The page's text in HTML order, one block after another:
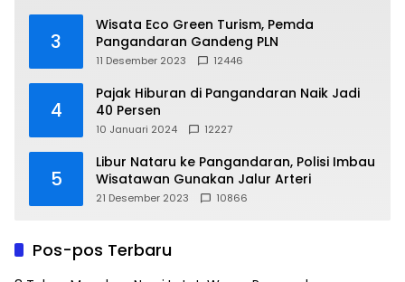
3
Wisata Eco Green Turism, Pemda
Pangandaran Gandeng PLN
11 Desember 2023 12446
4
Pajak Hiburan di Pangandaran Naik Jadi
40 Persen
10 Januari 2024 12227
5
Libur Nataru ke Pangandaran, Polisi Imbau
Wisatawan Gunakan Jalur Arteri
21 Desember 2023 10866
Pos-pos Terbaru